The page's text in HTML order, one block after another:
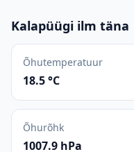
Kalapüügi ilm täna
Õhutemperatuur
18.5 °C
Õhurõhk
1007.9 hPa